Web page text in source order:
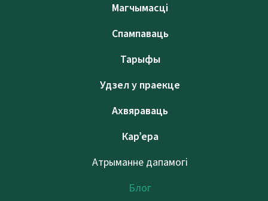
Магчымасці
Спампаваць
Тарыфы
Удзел у праекце
Ахвяраваць
Кар’ера
Атрыманне дапамогі
Блог